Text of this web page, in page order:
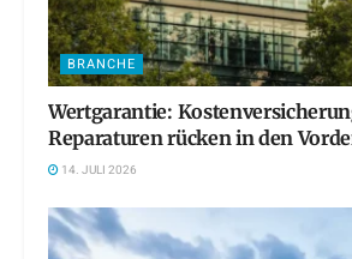
BRANCHE
Wertgarantie:
Reparaturen rücken in den
14. JULI 2026